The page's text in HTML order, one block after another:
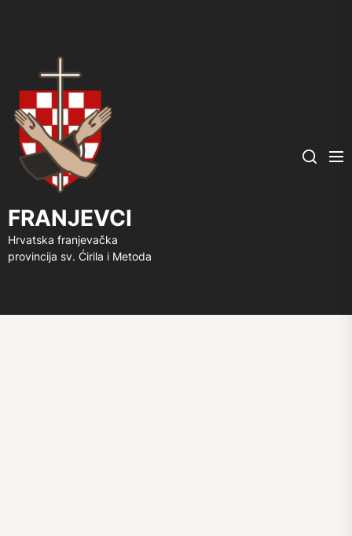
FRANJEVCI
Hrvatska franjevačka
provincija sv. Ćirila i Metoda
Search